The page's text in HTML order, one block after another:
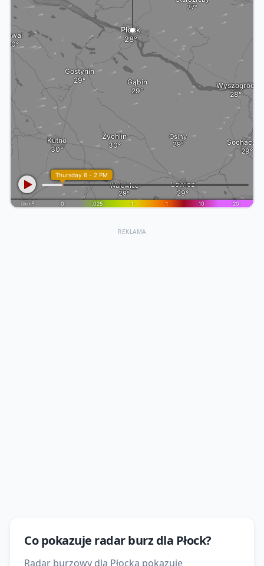
REKLAMA
Co pokazuje radar burzdla Płock?
Radar burzowy dla Płocka pokazuje